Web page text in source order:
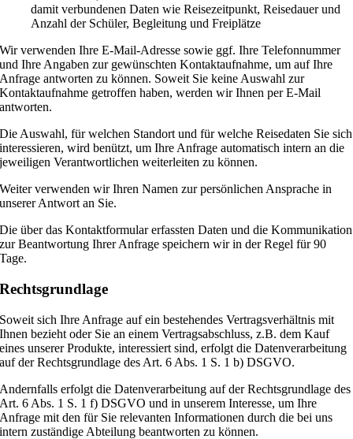
damit verbundenen Daten wie Reisezeitpunkt, Reisedauer und
Anzahl der Schüler, Begleitung und Freiplätze
Wir verwenden Ihre E-Mail-Adresse sowie ggf. Ihre Telefonnummer
und Ihre Angaben zur gewünschten Kontaktaufnahme, um auf Ihre
Anfrage antworten zu können. Soweit Sie keine Auswahl zur
Kontaktaufnahme getroffen haben, werden wir Ihnen per E-Mail
antworten.
Die Auswahl, für welchen Standort und für welche Reisedaten Sie sich
interessieren, wird benützt, um Ihre Anfrage automatisch intern an die
jeweiligen Verantwortlichen weiterleiten zu können.
Weiter verwenden wir Ihren Namen zur persönlichen Ansprache in
unserer Antwort an Sie.
Die über das Kontaktformular erfassten Daten und die Kommunikation
zur Beantwortung Ihrer Anfrage speichern wir in der Regel für 90
Tage.
Rechtsgrundlage
Soweit sich Ihre Anfrage auf ein bestehendes Vertragsverhältnis mit
Ihnen bezieht oder Sie an einem Vertragsabschluss, z.B. dem Kauf
eines unserer Produkte, interessiert sind, erfolgt die Datenverarbeitung
auf der Rechtsgrundlage des Art. 6 Abs. 1 S. 1 b) DSGVO.
Andernfalls erfolgt die Datenverarbeitung auf der Rechtsgrundlage des
Art. 6 Abs. 1 S. 1 f) DSGVO und in unserem Interesse, um Ihre
Anfrage mit den für Sie relevanten Informationen durch die bei uns
intern zuständige Abteilung beantworten zu können.